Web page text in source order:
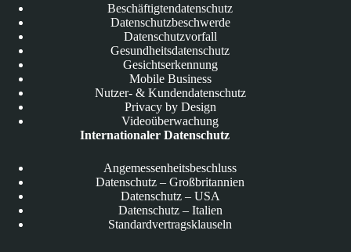
Beschäftigtendatenschutz
Datenschutzbeschwerde
Datenschutzvorfall
Gesundheitsdatenschutz
Gesichtserkennung
Mobile Business
Nutzer- & Kundendatenschutz
Privacy by Design
Videoüberwachung
Internationaler Datenschutz
Angemessenheitsbeschluss
Datenschutz – Großbritannien
Datenschutz – USA
Datenschutz – Italien
Standardvertragsklauseln